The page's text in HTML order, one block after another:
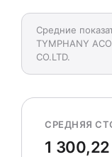
Средние
TYMPHANY
СО.LTD.
СРЕДНЯЯ
1